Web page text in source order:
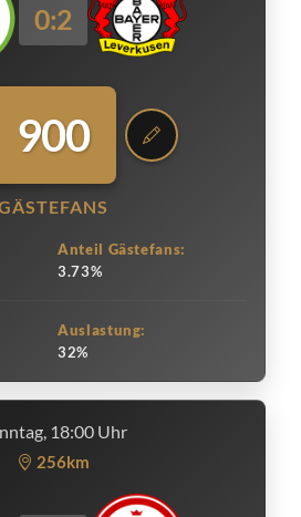
0:2
900
Anteil Gästefans:
3.73%
Auslastung:
32%
18:00 Uhr
256km